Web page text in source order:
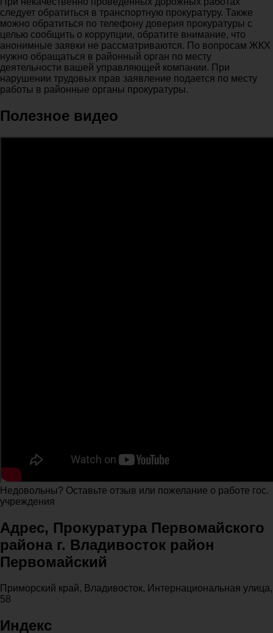
следует обратиться в транспортную прокуратуру. Также
можно обратиться по телефону доверия прокуратуры с
целью сообщить о коррупции, обратите внимание, что
анонимные заявки не рассматриваются. По вопросам ЖКХ
нужно обращаться в районный орган по месту
деятельности вашей управляющей компании. При
нарушении трудовых прав заявление подается по месту
работы в районные органы прокуратуры.
Полезное видео
Недовольны? Оставьте отзыв или пожелание о работе гос.
учреждения
Адрес, Прокуратура Первомайского
района г. Владивосток район
Первомайский
Приморский край, Владивосток, Интернациональная улица,
58
Индекс